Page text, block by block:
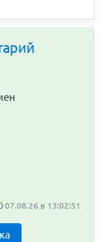
07.08.26 в 13:02:51